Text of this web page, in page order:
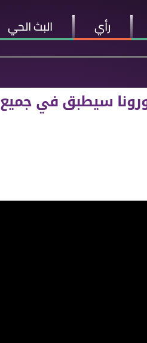
رأي البث الحي
سيطبق في جميع